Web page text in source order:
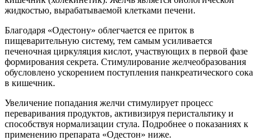
жидкостью, вырабатываемой клетками печени.
Благодаря «Одестону» облегчается ее приток в
пищеварительную систему, тем самым усиливается
печеночная циркуляция кислот, участвующих в первой фазе
формирования секрета. Стимулирование желчеобразования
обусловлено ускорением поступления панкреатического сока
в кишечник.
Увеличение попадания желчи стимулирует процесс
переваривания продуктов, активизируя перистальтику и
способствуя нормализации стула. Подробнее о показаниях к
применению препарата «Одестон» ниже.